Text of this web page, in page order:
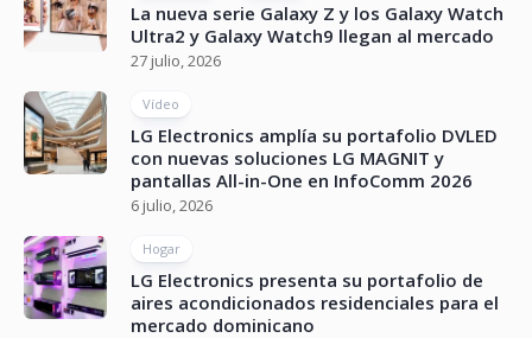
La nueva serie Galaxy Z y los Galaxy Watch
Ultra2 y Galaxy Watch9 llegan al mercado
27 julio, 2026
Vídeo
LG Electronics amplía su portafolio DVLED
con nuevas soluciones LG MAGNIT y
pantallas All-in-One en InfoComm 2026
6 julio, 2026
Hogar
LG Electronics presenta su portafolio de
aires acondicionados residenciales para el
mercado dominicano